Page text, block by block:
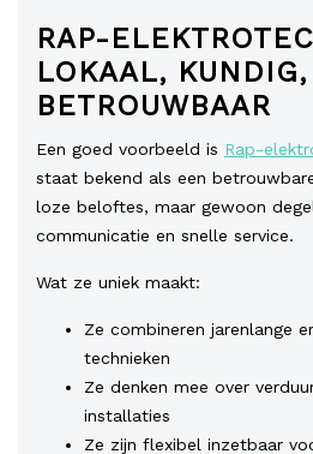
RAP-
LOKAAL, KUNDIG,
BETROUWBAAR
Een goed voorbeeld is Rap-
staat bekend als een
loze beloftes, maar gewoon
communicatie en snelle service.
Wat ze uniek maakt:
Ze combineren jarenlange
technieken
Ze denken mee over
installaties
Ze zijn flexibel inzetbaar